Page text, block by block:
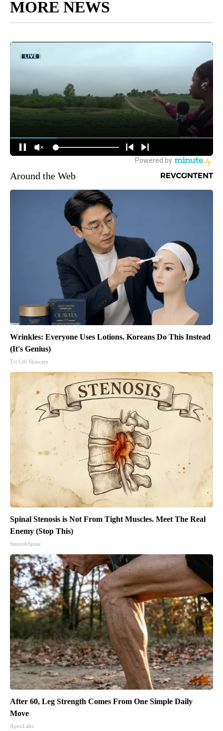
MORE NEWS
Around the Web
Wrinkles: Everyone Uses Lotions. Koreans Do This Instead
(It's Genius)
Tri Lift Skincare
Spinal Stenosis is Not From Tight Muscles. Meet The Real
Enemy (Stop This)
SmoothSpine
After 60, Leg Strength Comes From One Simple Daily
Move
ApexLabs